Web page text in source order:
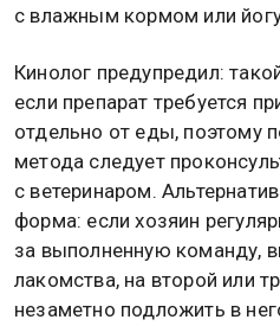
с влажным кормом или
Кинолог предупредил:
если препарат требуется
отдельно от еды, поэтому
метода следует
с ветеринаром.
форма: если хозяин
за выполненную команду,
лакомства, на второй или
незаметно подложить в